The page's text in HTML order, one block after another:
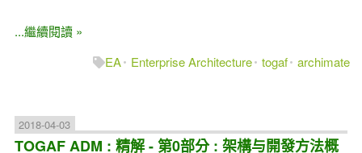
...繼續閱讀 »
EA
Enterprise Architecture togaf archimate
2018-04-03
TOGAF ADM : 精解 - 第0部分 : 架構与開發方法概